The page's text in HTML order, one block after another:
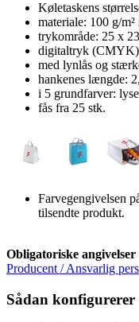
Køletaskens
materiale: 100 g/
trykområde: 25 x
digitaltryk (CMYK)
med lynlås og
hankenes længde:
i 5 grundfarver:
fås fra 25 stk.
Farvegengivelsen
tilsendte produkt.
Obligatoriske angivelser
Producent / Ansvarlig
Sådan